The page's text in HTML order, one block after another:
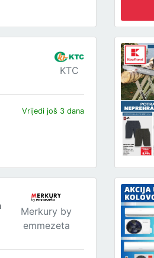
KTC
Vrijedi još 3 dana
Merkury by
emmezeta